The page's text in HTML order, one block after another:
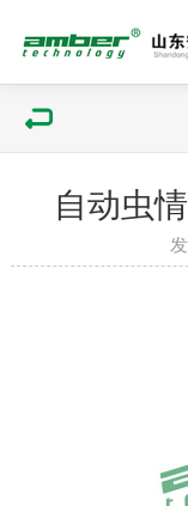
自动虫